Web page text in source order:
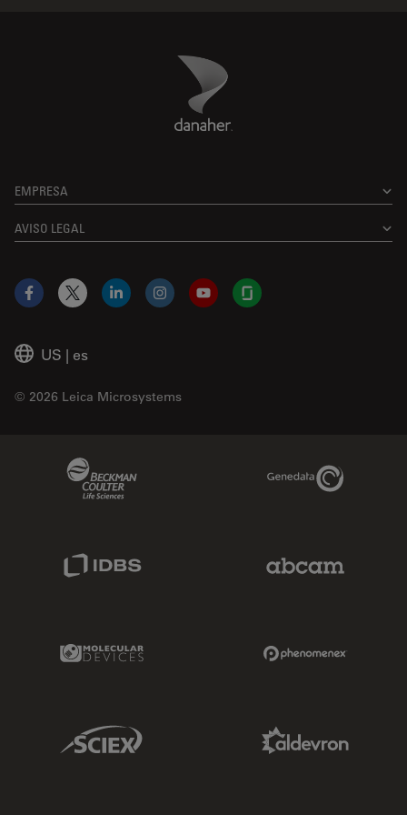
Danaher Logo
EMPRESA
AVISO LEGAL
US | es
© 2026 Leica Microsystems
Facebook
X LinkedInInstagramYouTubeGlassdoor
Genedata Link
Molecular Devices Link
Sciex Link